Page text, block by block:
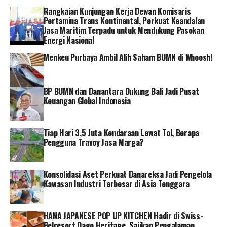
Sorotan Kegiatan Tahun 2024
Sepanjang tahun 2024, YBM BRILiaN telah
melaksanakan berbagai program unggulan yang
menyentuh langsung kebutuhan masyarakat, antara
lain:
Penyaluran paket pendidikan di Kabupaten Luwu,
Sulawesi Selatan, yang membawa senyum ke
wajah para pelajar (Januari 2024).
Layanan kesehatan dan bakti sosial bersama
IWABRI untuk warga Kelurahan Marunda, Jakarta
Utara (Februari 2024).
Kampanye #MenangBanyak selama Ramadan
yang menjangkau 54.449 penerima manfaat
(Maret 2024).
Tanggap bencana erupsi Gunung Ruang di Sitaro,
Rangkaian Kunjungan Kerja Dewan Komisaris
Pertamina Trans Kontinental, Perkuat Keandalan
Jasa Maritim Terpadu untuk Mendukung Pasokan
Energi Nasional
Menkeu Purbaya Ambil Alih Saham BUMN di Whoosh!
BP BUMN dan Danantara Dukung Bali Jadi Pusat
Keuangan Global Indonesia
Tiap Hari 3,5 Juta Kendaraan Lewat Tol, Berapa
Pengguna Travoy Jasa Marga?
Konsolidasi Aset Perkuat Danareksa Jadi Pengelola
Kawasan Industri Terbesar di Asia Tenggara
HANA JAPANESE POP UP KITCHEN Hadir di Swiss-